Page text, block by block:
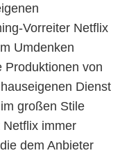
Vorreiter Netflix
Umdenken
Produktionen von
Dienst
großen Stile
immer
dem Anbieter